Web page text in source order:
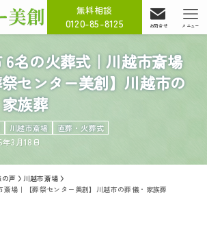
無料相談
0120-85-8125 お問合せ メニュー
6名の火葬式｜川越市斎場
祭センター美創】川越市の
族葬
川越市斎場 直葬・火葬式
年3月18日
声
川越市斎場
斎場｜【葬祭センター美創】川越市の葬儀・家族葬